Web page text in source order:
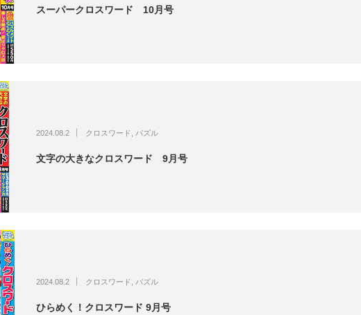
スーパークロスワード 10月号
2024.08.2 クロスワード パズル
文字の大きなクロスワード 9月号
2024.08.2 クロスワード パズル
ひらめく！クロスワード 9月号